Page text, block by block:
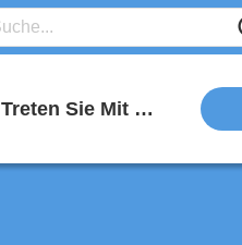
Treten Sie Mit Uns In Verbindung